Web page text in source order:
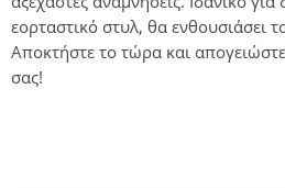
εορταστικό στυλ, θα ενθουσιάσει
Αποκτήστε το τώρα και
σας!